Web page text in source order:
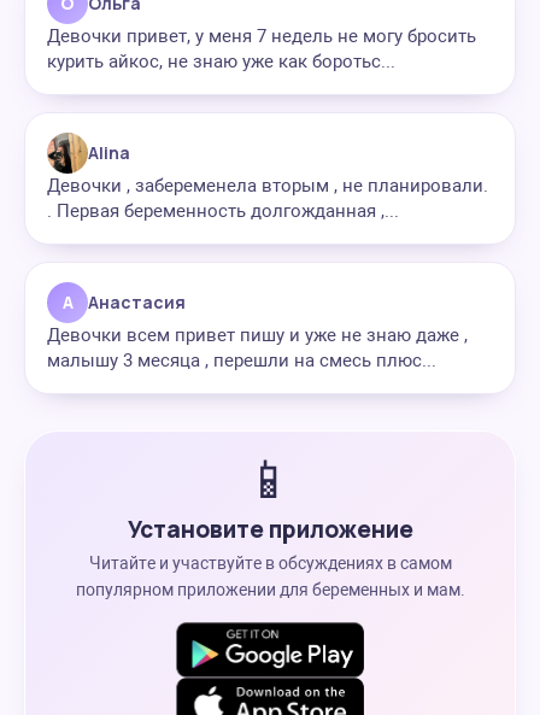
Девочки привет, у меня 7 недель не могу бросить
курить айкос, не знаю уже как боротьс...
Alina
Девочки , забеременела вторым , не планировали.
. Первая беременность долгожданная ,...
А Анастасия
Девочки всем привет пишу и уже не знаю даже ,
малышу 3 месяца , перешли на смесь плюс...
📱
Установите приложение
Читайте и участвуйте в обсуждениях в самом
популярном приложении для беременных и мам.